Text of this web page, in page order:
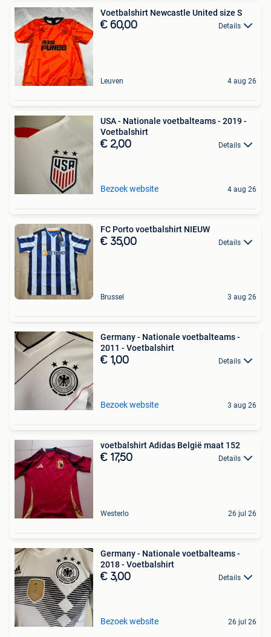
Voetbalshirt Newcastle United size S
€ 60,00 Details
Leuven 4 aug 26
USA - Nationale voetbalteams - 2019 -
Voetbalshirt
€ 2,00 Details
Bezoek website 4 aug 26
FC Porto voetbalshirt NIEUW
€ 35,00 Details
Brussel 3 aug 26
Germany - Nationale voetbalteams -
2011 - Voetbalshirt
€ 1,00 Details
Bezoek website 3 aug 26
voetbalshirt Adidas België maat 152
€ 17,50 Details
Westerlo 26 jul 26
Germany - Nationale voetbalteams -
2018 - Voetbalshirt
€ 3,00 Details
Bezoek website 26 jul 26